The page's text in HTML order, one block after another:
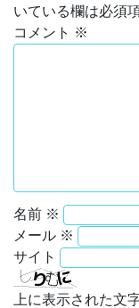
いている欄は必須
コメント ※
名前 ※
メール ※
サイト
上に表示された文